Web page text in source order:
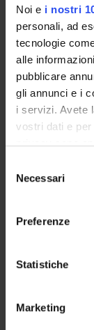
Noi e i nostri
personali, ad
tecnologie
alle
pubblicare
gli annunci e i
i servizi. Avete
vostri dati e
privacy sono
modificare o
momento
delNecessari
Preferenze
Statistiche
Marketing
Enrolment
Degree
Courses
Notices
Governing
Rete formativa
Esame